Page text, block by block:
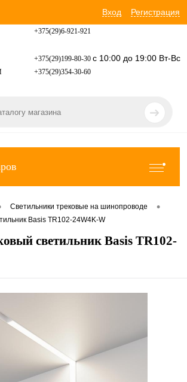
Вход Регистрация
+375(29)6-921-921
+375(29)199-80-30 с 10:00 до 19:00 Вт-Вс
+375(29)354-30-60
Светильники трековые на шинопроводе •
Basis TR102-24W4K-W
светильник Basis TR102-